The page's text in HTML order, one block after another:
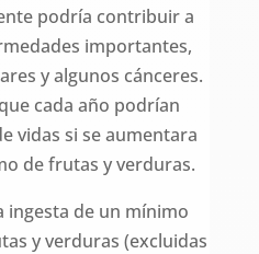
podría contribuir a
importantes,
y algunos cánceres.
cada año podrían
vidas si se aumentara
de frutas y verduras.
ingesta de un mínimo
y verduras (excluidas